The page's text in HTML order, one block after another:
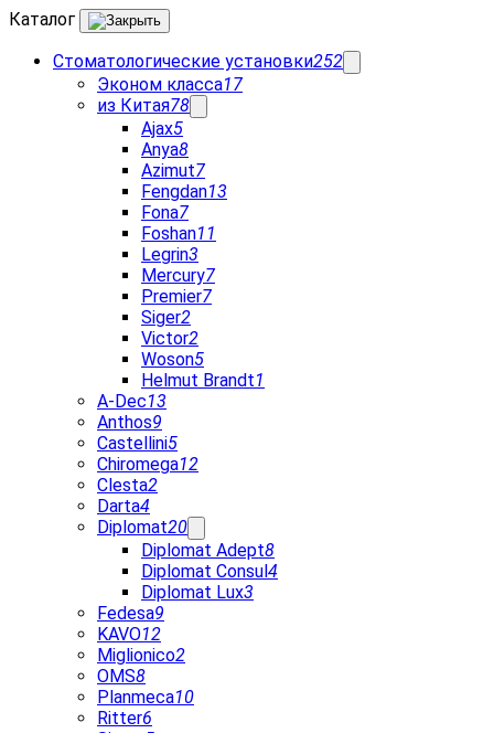
Каталог
Стоматологические установки252
Эконом класса17
из Китая78
Ajax5
Anya8
Azimut7
Fengdan13
Fona7
Foshan11
Legrin3
Mercury7
Premier7
Siger2
Victor2
Woson5
Helmut Brandt1
A-Dec13
Anthos9
Castellini5
Chiromega12
Clesta2
Darta4
Diplomat20
Diplomat Adept8
Diplomat Consul4
Diplomat Lux3
Fedesa9
KAVO12
Miglionico2
OMS8
Planmeca10
Ritter6